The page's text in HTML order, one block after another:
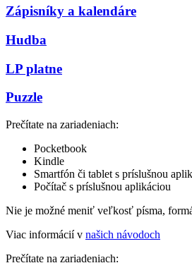
Zápisníky a kalendáre
Hudba
LP platne
Puzzle
Prečítate na zariadeniach:
Pocketbook
Kindle
Smartfón či tablet s príslušnou
Počítač s príslušnou aplikáciou
Nie je možné meniť veľkosť písma,
Viac informácií v našich návodoch
Prečítate na zariadeniach: